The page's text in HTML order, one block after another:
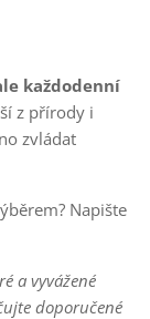
každodenní
z přírody i
zvládat
Napište
a vyvážené
doporučené